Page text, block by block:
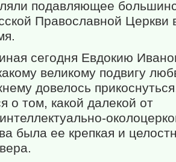
подавляющее
Православной Церкви
сегодня Евдокию
великому подвигу
довелось
о том, какой далекой от
была ее крепкая и